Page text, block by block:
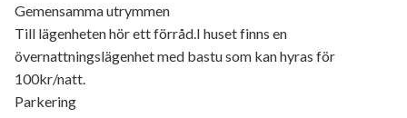
Gemensamma utrymmen
Till lägenheten hör ett förråd.I huset finns en
övernattningslägenhet med bastu som kan hyras för
100kr/natt.
Parkering